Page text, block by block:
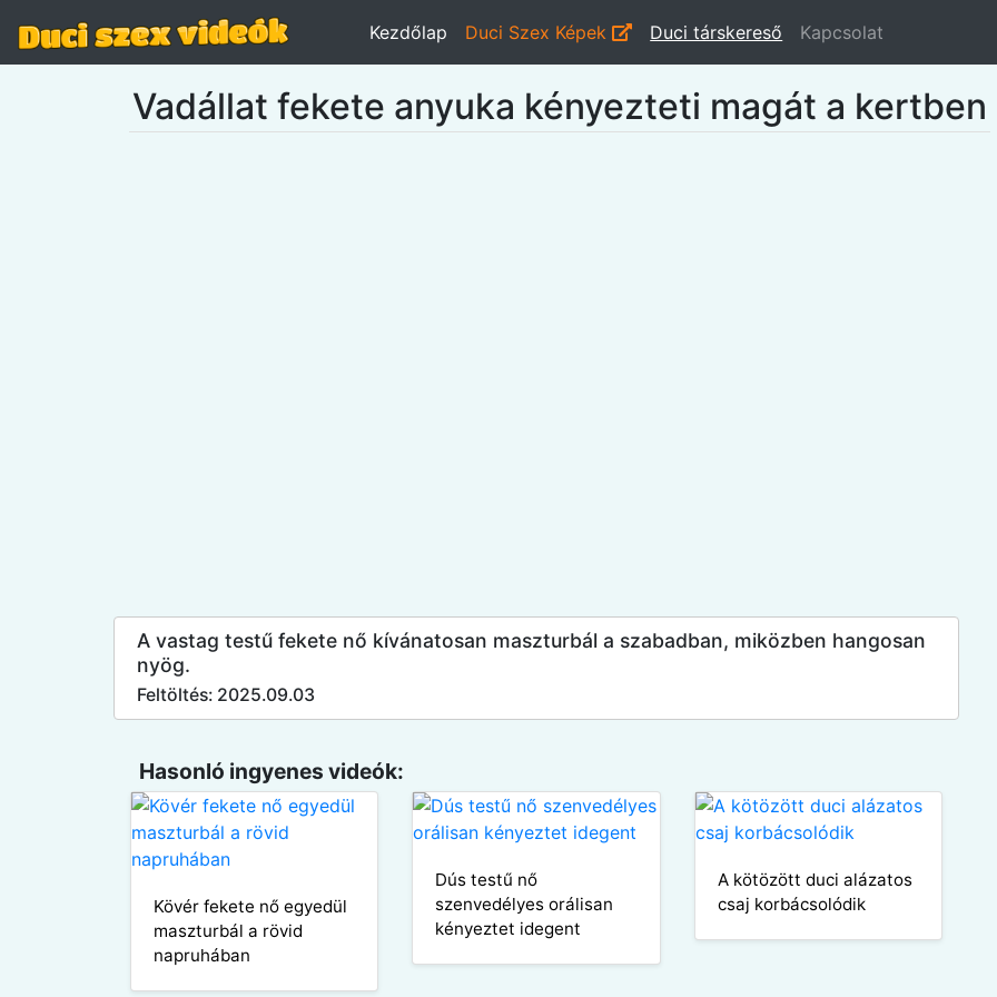
Kezdőlap Duci Szex Képek Duci társkereső Kapcsolat
Vadállat fekete anyuka kényezteti magát a kertben
A vastag testű fekete nő kívánatosan maszturbál a szabadban, miközben hangosan
nyög.
Feltöltés: 2025.09.03
Hasonló ingyenes videók:
Kövér fekete nő egyedül
maszturbál a rövid
napruhában
Dús testű nő
szenvedélyes orálisan
kényeztet idegent
A kötözött duci alázatos
csaj korbácsolódik